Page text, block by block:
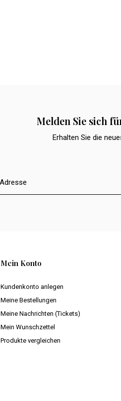
Melden Sie sich
Erhalten Sie die
Mein Konto
Kundenkonto anlegen
Meine Bestellungen
Meine Nachrichten (Tickets)
Mein Wunschzettel
Produkte vergleichen